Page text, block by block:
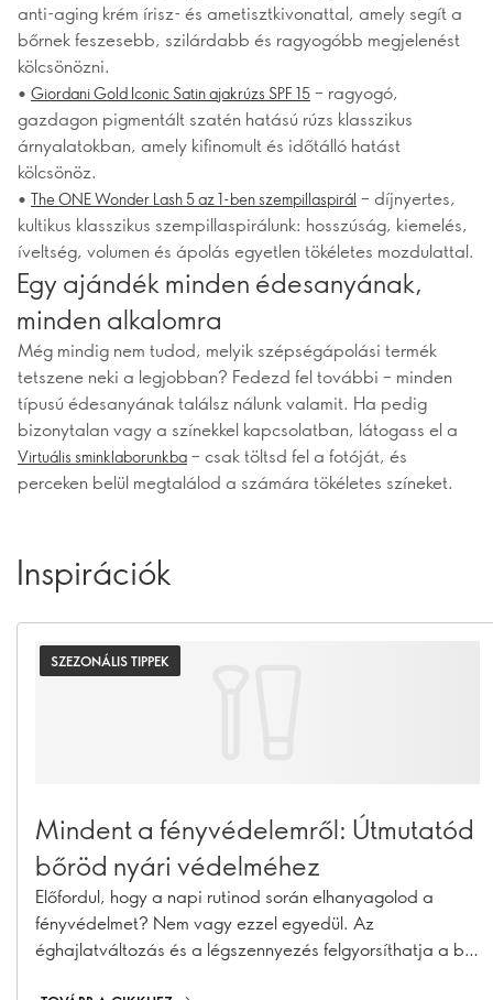
anti-aging krém írisz- és ametisztkivonattal, amely segít a
bőrnek feszesebb, szilárdabb és ragyogóbb megjelenést
kölcsönözni.
• Giordani Gold Iconic Satin ajakrúzs SPF 15 – ragyogó,
gazdagon pigmentált szatén hatású rúzs klasszikus
árnyalatokban, amely kifinomult és időtálló hatást
kölcsönöz.
• The ONE Wonder Lash 5 az 1-ben szempillaspirál – díjnyertes,
kultikus klasszikus szempillaspirálunk: hosszúság, kiemelés,
íveltség, volumen és ápolás egyetlen tökéletes mozdulattal.
Egy ajándék minden édesanyának,
minden alkalomra
Még mindig nem tudod, melyik szépségápolási termék
tetszene neki a legjobban? Fedezd fel további – minden
típusú édesanyának találsz nálunk valamit. Ha pedig
bizonytalan vagy a színekkel kapcsolatban, látogass el a
Virtuális sminklaborunkba – csak töltsd fel a fotóját, és
perceken belül megtalálod a számára tökéletes színeket.
Inspirációk
SZEZONÁLIS TIPPEK
Mindent a fényvédelemről: Útmutatód
bőröd nyári védelméhez
Előfordul, hogy a napi rutinod során elhanyagolod a
fényvédelmet? Nem vagy ezzel egyedül. Az
éghajlatváltozás és a légszennyezés felgyorsíthatja a bőr